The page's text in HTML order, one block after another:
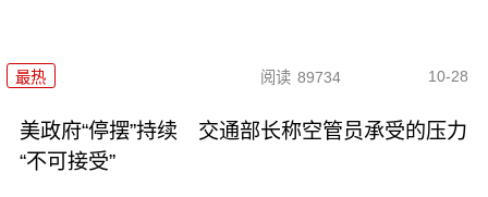
最热 阅读 89734 10-28
美政府“停摆”持续 交通部长称空管员承受的压力
“不可接受”